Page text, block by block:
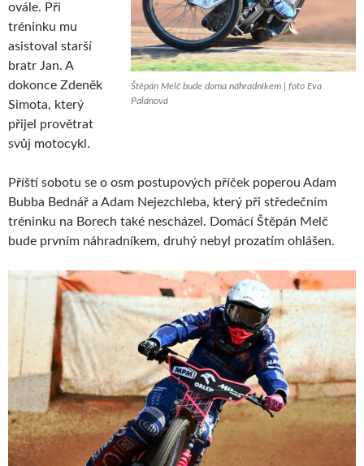
Štěpán Melč bude doma náhradníkem | foto Eva
Palánová
ovále. Při
tréninku mu
asistoval starší
bratr Jan. A
dokonce Zdeněk
Simota, který
přijel provětrat
svůj motocykl.
Příští sobotu se o osm postupových příček poperou Adam
Bubba Bednář a Adam Nejezchleba, který při středečním
tréninku na Borech také nescházel. Domácí Štěpán Melč
bude prvním náhradníkem, druhý nebyl prozatím ohlášen.